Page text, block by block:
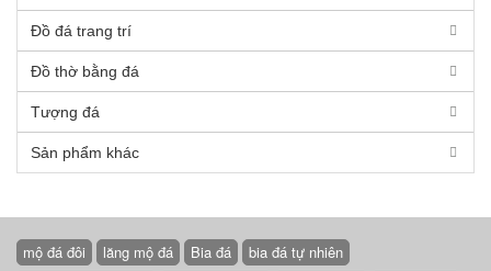
Đồ đá trang trí
Đồ thờ bằng đá
Tượng đá
Sản phẩm khác
mộ đá đôi lăng mộ đá Bia đá
bia đá tự nhiên